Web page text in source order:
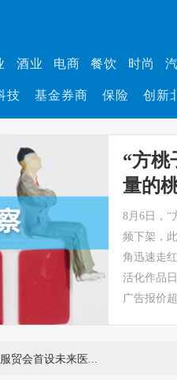
酒业 电商 餐饮 时尚
技 基金券商 保险 创新
“方桃
量的
8月6日，“
频下架，
角迅速走
活化作品
广告报价